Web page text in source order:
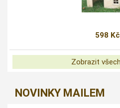
598 Kč
Zobrazit
NOVINKY MAILEM